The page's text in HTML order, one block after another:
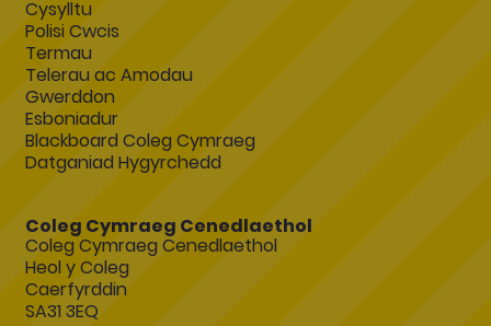
Cysylltu
Polisi Cwcis
Termau
Telerau ac Amodau
Gwerddon
Esboniadur
Blackboard Coleg Cymraeg
Datganiad Hygyrchedd
Coleg Cymraeg Cenedlaethol
Coleg Cymraeg Cenedlaethol
Heol y Coleg
Caerfyrddin
SA31 3EQ